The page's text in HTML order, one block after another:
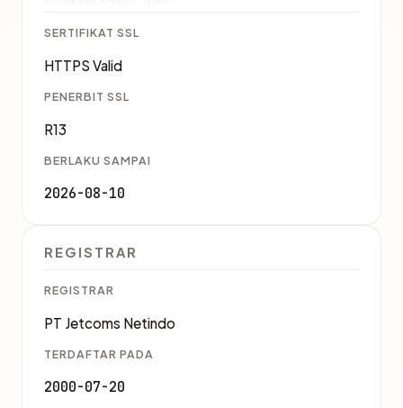
SERTIFIKAT SSL
HTTPS Valid
PENERBIT SSL
R13
BERLAKU SAMPAI
2026-08-10
REGISTRAR
REGISTRAR
PT Jetcoms Netindo
TERDAFTAR PADA
2000-07-20